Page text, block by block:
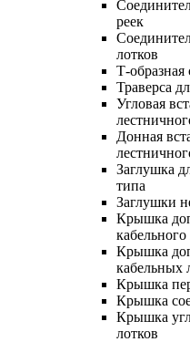
реек
лотков
Т-образная
Траверса
Угловая
Донная
Заглушка
типа
Заглушки
Крышка
кабельного
Крышка
кабельных
Крышка
Крышка
Крышка
лотков